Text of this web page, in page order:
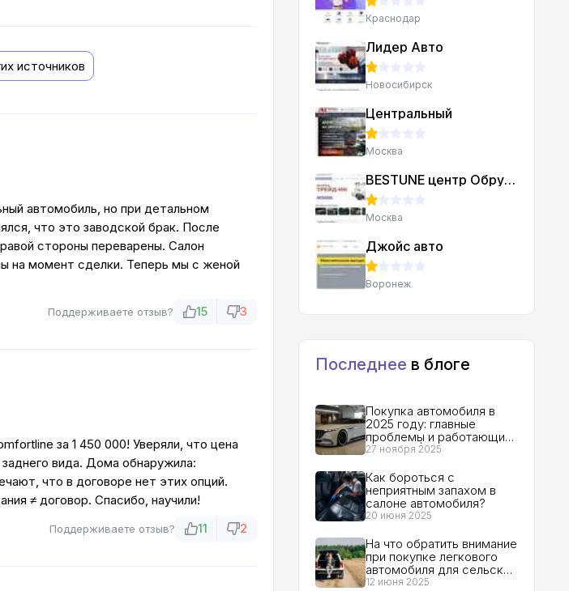
источников
автомобиль, но при детальном
что это заводской брак. После
стороны переварены. Салон
на момент сделки. Теперь мы с женой
Поддерживаете отзыв? 15 3
за 1 450 000! Уверяли, что цена
вида. Дома обнаружила:
что в договоре нет этих опций.
≠ договор. Спасибо, научили!
Поддерживаете отзыв? 11 2
Краснодар
Лидер Авто
Новосибирск
Центральный
Москва
BESTUNE центр Обручева
Москва
Джойс авто
Воронеж
Последнее в блоге
Покупка автомобиля в
2025 году: главные
проблемы и работающие
решения | Гид для
27 ноября 2025
Как бороться с
неприятным запахом в
салоне автомобиля?
20 июня 2025
На что обратить внимание
при покупке легкового
автомобиля для сельской
местности?
12 июня 2025